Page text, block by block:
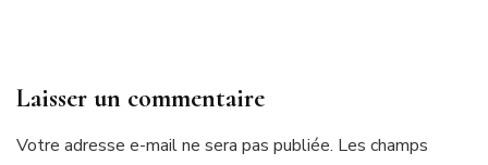
Laisser un commentaire
Votre adresse e-mail ne sera pas publiée. Les champs